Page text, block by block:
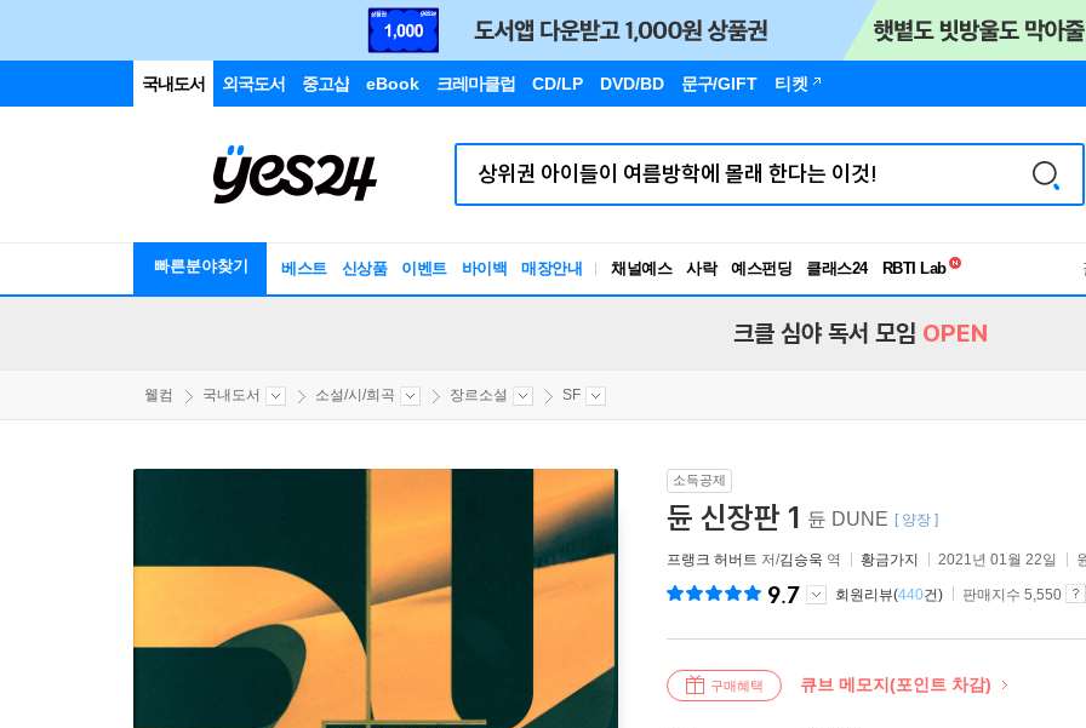
국내도서 외국도서 중고샵 eBook 크레마클럽 CD/LP DVD/BD 문구/GIFT 티켓
빠른분야찾기 베스트 신상품 이벤트 바이백 매장안내 채널예스 사락 예스펀딩 클래스24
RBTI Lab
독서유형검사
크클 심야 독서 모임 OPEN
웰컴 국내도서 소설/시/희곡 장르소설 SF
소득공제
듄 신장판 1 듄 DUNE [ 양장 ]
프랭크 허버트 저/김승욱 역 황금가지 2021년 01월 22일
9.7 회원리뷰(440건) 판매지수 5,550
구매혜택 큐브 메모지(포인트 차감)